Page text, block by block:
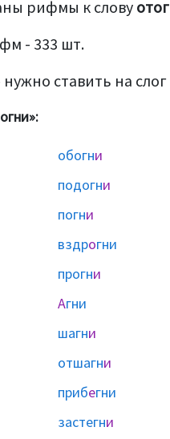
рифмы к слову
- 333 шт.
ставить на
обогни
подогни
погни
вздрогни
прогни
Агни
шагни
отшагни
прибегни
застегни